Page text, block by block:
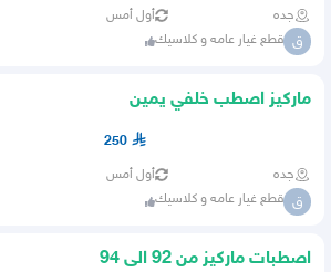
جده أول أمس
ق قطع غيار عامه و كلاسيك
ماركيز اصطب خلفي يمين
250
جده أول أمس
ق قطع غيار عامه و كلاسيك
اصطبات ماركيز من 92 الى 94